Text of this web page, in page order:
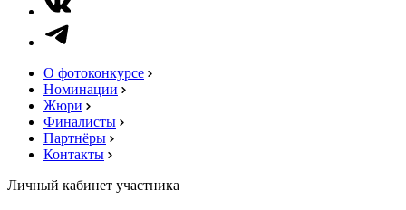
О фотоконкурсе
Номинации
Жюри
Финалисты
Партнёры
Контакты
Личный кабинет участника